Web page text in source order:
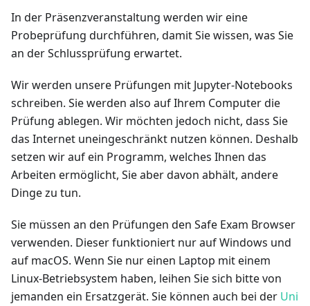
In der Präsenzveranstaltung werden wir eine
Probeprüfung durchführen, damit Sie wissen, was Sie
an der Schlussprüfung erwartet.
Wir werden unsere Prüfungen mit Jupyter-Notebooks
schreiben. Sie werden also auf Ihrem Computer die
Prüfung ablegen. Wir möchten jedoch nicht, dass Sie
das Internet uneingeschränkt nutzen können. Deshalb
setzen wir auf ein Programm, welches Ihnen das
Arbeiten ermöglicht, Sie aber davon abhält, andere
Dinge zu tun.
Sie müssen an den Prüfungen den Safe Exam Browser
verwenden. Dieser funktioniert nur auf Windows und
auf macOS. Wenn Sie nur einen Laptop mit einem
Linux-Betriebsystem haben, leihen Sie sich bitte von
jemanden ein Ersatzgerät. Sie können auch bei der Uni